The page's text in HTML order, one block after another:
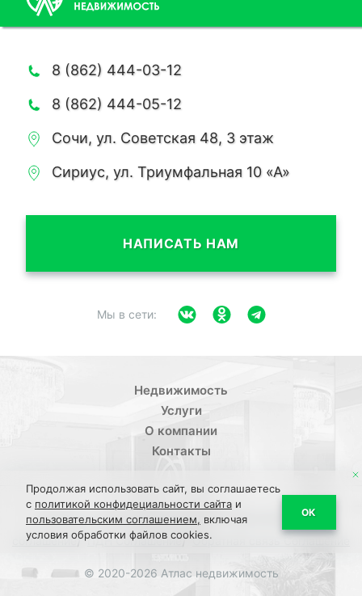
8 (862) 444-03-12
8 (862) 444-05-12
Сочи, ул. Советская 48, 3 этаж
Сириус, ул. Триумфальная 10 «А»
НАПИСАТЬ НАМ
Мы в сети:
Недвижимость
Услуги
О компании
Контакты
© 2020-2026 Атлас недвижимость
Политика конфиденциальности/Пользовательское
соглашение/ПДН Соглашение/Обратная связь Соглашение
Продолжая использовать сайт, вы соглашаетесь
с политикой конфидециальности сайта и
пользовательским соглашением, включая
условия обработки файлов cookies.
ОК